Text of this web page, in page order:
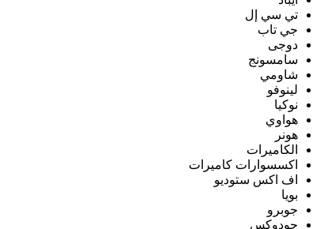
تي سي إل
جي تاب
دوجى
سامسونج
شاومي
لينوفو
نوكيا
هواوي
هونر
الكاميرات
اكسسوارات كاميرات
اف اكس ستوديو
بويا
جوبرو
جودوكس